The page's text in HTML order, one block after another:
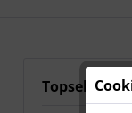
Topseller